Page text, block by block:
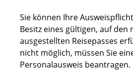
Sie können Ihre
Besitz eines gültigen, auf den
ausgestellten Reisepasses
nicht möglich, müssen Sie
Personalausweis beantragen.